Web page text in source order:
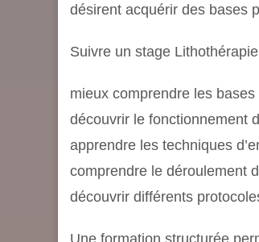
désirent acquérir des bases
Suivre un stage
mieux comprendre les
découvrir le fonctionnement
apprendre les techniques
comprendre le déroulement
découvrir différents
Une formation structurée